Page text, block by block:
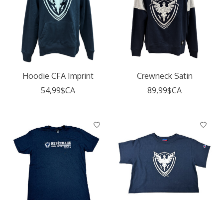
Hoodie CFA Imprint
54,99$CA
Crewneck Satin
89,99$CA